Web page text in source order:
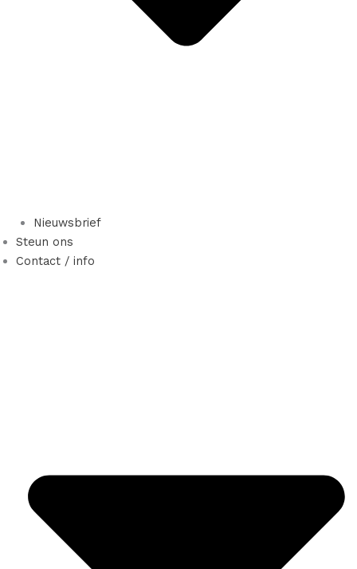
Nieuwsbrief
Steun ons
Contact / info